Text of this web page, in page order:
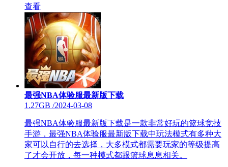
查看
最强NBA体验服最新版下载
1.27GB /2024-03-08
最强NBA体验服最新版下载是一款非常好玩的篮球竞技
手游，最强NBA体验服最新版下载中玩法模式有多种大
家可以自行的去选择，大多模式都需要玩家的等级提高
了才会开放，每一种模式都跟篮球息息相关。